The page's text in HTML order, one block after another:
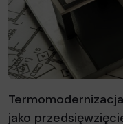
jako